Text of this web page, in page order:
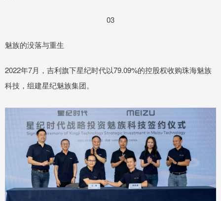
03
魅族的没落与重生
2022年7月，吉利旗下星纪时代以79.09%的控股权收购珠海魅族
科技，组建星纪魅族集团。